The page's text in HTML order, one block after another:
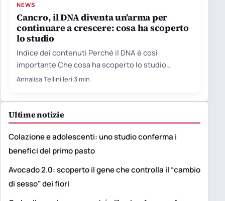
NEWS
Cancro, il DNA diventa un’arma per
continuare a crescere: cosa ha scoperto
lo studio
Indice dei contenuti Perché il DNA è così
importante Che cosa ha scoperto lo studio
Perché più mutazioni…
Annalisa Tellini·Ieri·3 min
Ultime notizie
Colazione e adolescenti: uno studio conferma i
benefici del primo pasto
Avocado 2.0: scoperto il gene che controlla il “cambio
di sesso” dei fiori